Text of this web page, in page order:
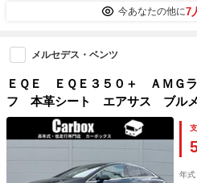
今あなたの他に7
メルセデス・ベンツ
ＥＱＥ ＥＱＥ３５０＋ ＡＭＧ
フ 本革シート エアサス ブル
Ｐｌａｙ シートエアコン サン
ス ブルメスター ＡｐｐｌｅＣ
年式